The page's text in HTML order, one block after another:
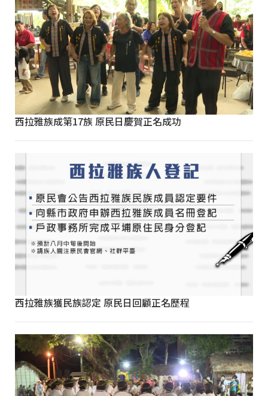
西拉雅族成第17族 原民日慶賀正名成功
西拉雅族獲民族認定 原民日回顧正名歷程